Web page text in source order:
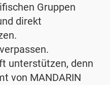
Gruppen
direkt
unterstützen, denn
von MANDARIN